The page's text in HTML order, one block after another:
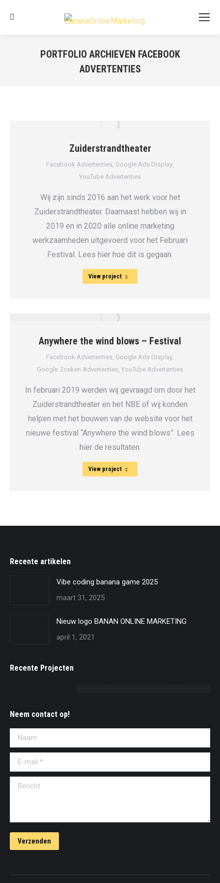
Search:
PORTFOLIO ARCHIEVEN FACEBOOK
ADVERTENTIES
Zuiderstrandtheater
Facebook Advertenties, Google Ads Display,
YouTube Advertenties
Wij zijn sinds 2016 aan het werk voor het
Zuiderstrandtheater. Daarnaast hebben wij in
2019 en in 2020 alle online marketing
werkzaamheden uitgevoerd voor het Februari
Festival. Lees hier hoe dit is gegaan.
View project
Anywhere the wind blows – Festival
Facebook Advertenties, Google Ads Display,
Google Zoeken Advertenties, YouTube Advertenties
In februari 2019 werden wij gevraagd om door het
Zuiderstrandtheater en het NBE of wij konden
helpen met het bouwen van de website voor het
nieuwe festival “Anywhere the wind blows”. Lees
hier de resultaten.
View project
Recente artikelen
Vibe coding banana game 2025
maart 31, 2025
Nieuw logo BANAN ONLINE MARKETING
april 1, 2021
Recente Projecten
Neem contact op!
Naam
E-mail *
Bericht
Verzenden